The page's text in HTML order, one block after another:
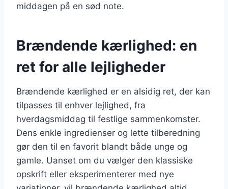
middagen på en sød note.
Brændende kærlighed: en
ret for alle lejligheder
Brændende kærlighed er en alsidig ret, der kan
tilpasses til enhver lejlighed, fra
hverdagsmiddag til festlige sammenkomster.
Dens enkle ingredienser og lette tilberedning
gør den til en favorit blandt både unge og
gamle. Uanset om du vælger den klassiske
opskrift eller eksperimenterer med nye